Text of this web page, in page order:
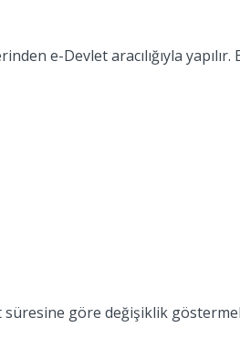
e-Devlet aracılığıyla
süresine göre değişiklik